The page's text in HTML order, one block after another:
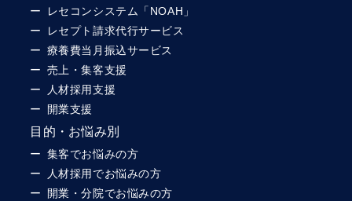
レセコンシステム「NOAH」
レセプト請求代行サービス
療養費当月振込サービス
売上・集客支援
人材採用支援
開業支援
目的・お悩み別
集客でお悩みの方
人材採用でお悩みの方
開業・分院でお悩みの方